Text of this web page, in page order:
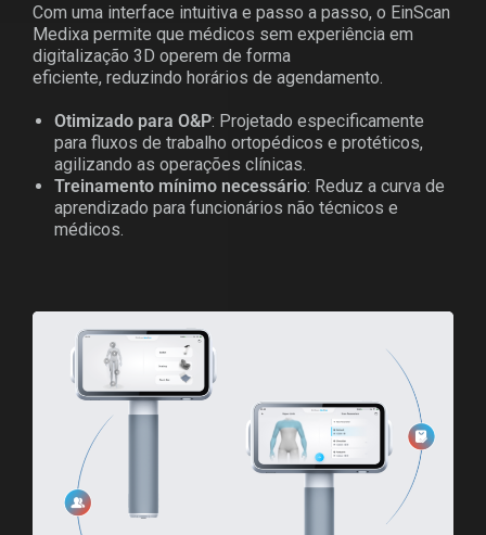
Com uma interface intuitiva e passo a passo, o EinScan
Medixa permite que médicos sem experiência em
digitalização 3D operem de forma
eficiente, reduzindo horários de agendamento.
Otimizado para O&P: Projetado especificamente
para fluxos de trabalho ortopédicos e protéticos,
agilizando as operações clínicas.
Treinamento mínimo necessário: Reduz a curva de
aprendizado para funcionários não técnicos e
médicos.